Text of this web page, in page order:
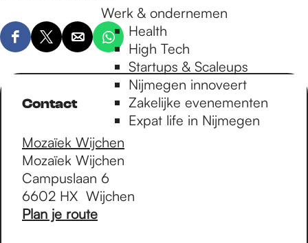
Werk & ondernemen
Health
High Tech
Startups & Scaleups
Nijmegen innoveert
Zakelijke evenementen
Expat life in Nijmegen
D
e
g
D
e
l
z
e
p
a
g
D
e
l
e
z
e
p
a
g
D
e
d
z
e
p
a
Contact
Mozaïek Wijchen
Mozaïek Wijchen
Campuslaan 6
6602 HX Wijchen
Plan je routen